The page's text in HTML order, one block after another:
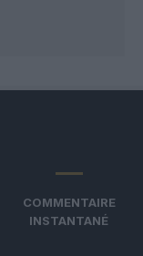
COMMENTAIRE
INSTANTANÉ